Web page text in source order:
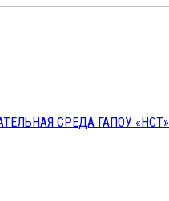
СРЕДА ГАПОУ «НСТ»